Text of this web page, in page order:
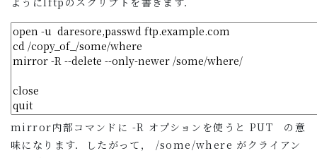
mirror内部コマンドに -R オプションを使うと PUT の意
味になります．したがって， /some/where がクライアン